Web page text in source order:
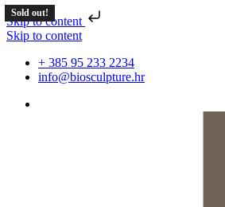
Skip to content
Skip to content
+ 385 95 233 2234
info@biosculpture.hr
Sold out!